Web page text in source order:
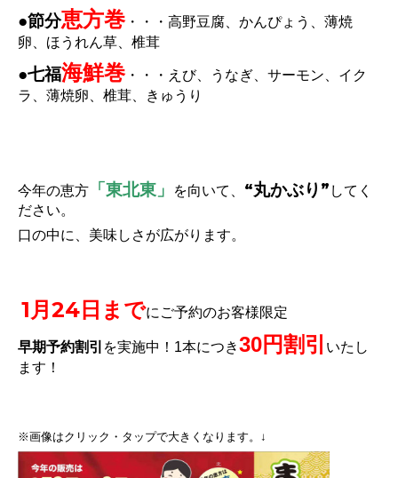
●節分恵方巻 ・・・高野豆腐、かんぴょう、薄焼
卵、ほうれん草、椎茸
●七福海鮮巻 ・・・えび、うなぎ、サーモン、イク
ラ、薄焼卵、椎茸、きゅうり
今年の恵方 「東北東」 を向いて、 “丸かぶり” してく
ださい。
口の中に、美味しさが広がります。
1月24日までにご予約のお客様限定
早期予約割引 を実施中！1本につき30円割引
いたし
ます！
※画像はクリック・タップで大きくなります。↓